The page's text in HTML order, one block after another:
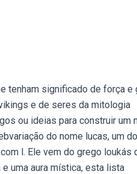
tenham significado de força e
e de seres da mitologia
ou ideias para construir um
do nome lucas, um
l. Ele vem do grego loukás
uma aura mística, esta lista